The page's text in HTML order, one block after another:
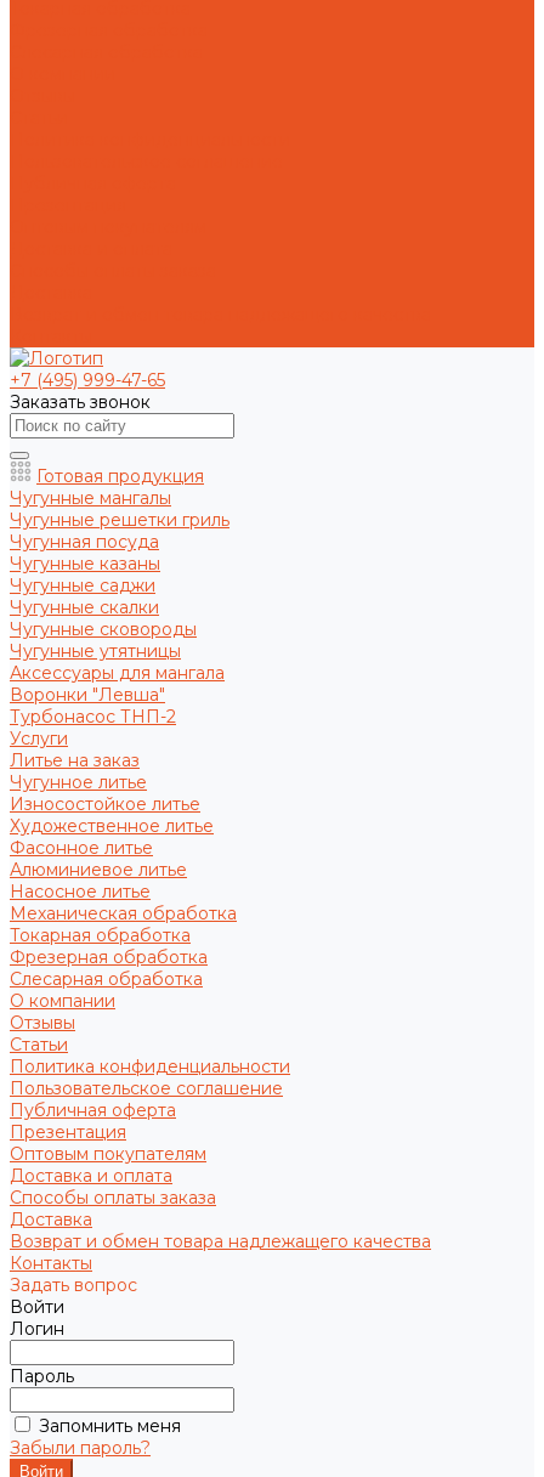
+7 (495) 999-47-65
Заказать звонок
Готовая продукция
Чугунные мангалы
Чугунные решетки гриль
Чугунная посуда
Чугунные казаны
Чугунные саджи
Чугунные скалки
Чугунные сковороды
Чугунные утятницы
Аксессуары для мангала
Воронки "Левша"
Турбонасос ТНП-2
Услуги
Литье на заказ
Чугунное литье
Износостойкое литье
Художественное литье
Фасонное литье
Алюминиевое литье
Насосное литье
Механическая обработка
Токарная обработка
Фрезерная обработка
Слесарная обработка
О компании
Отзывы
Статьи
Политика конфиденциальности
Пользовательское соглашение
Публичная оферта
Презентация
Оптовым покупателям
Доставка и оплата
Способы оплаты заказа
Доставка
Возврат и обмен товара надлежащего качества
Контакты
Задать вопрос
Войти
Логин
Пароль
Запомнить меня
Забыли пароль?